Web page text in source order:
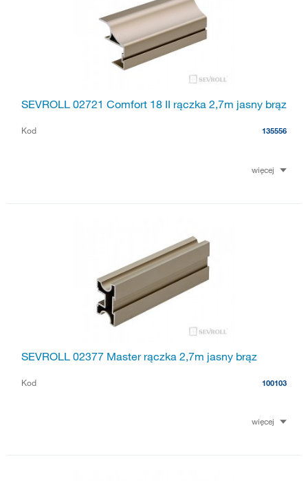
SEVROLL 02721 Comfort 18 II rączka 2,7m jasny brąz
Kod 135556
więcej
SEVROLL 02377 Master rączka 2,7m jasny brąz
Kod 100103
więcej